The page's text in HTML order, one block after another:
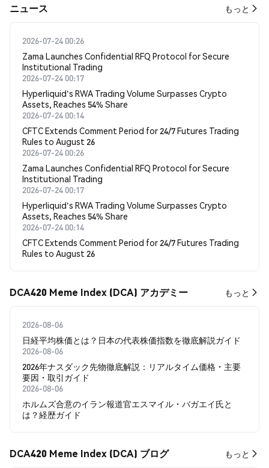
​​ニュース​​ もっと
2026-07-24 00:26
Zama Launches Confidential RFQ Protocol for Secure
Institutional Trading
2026-07-24 00:17
Hyperliquid's RWA Trading Volume Surpasses Crypto
Assets, Reaches 54% Share
2026-07-24 00:14
CFTC Extends Comment Period for 24/7 Futures Trading
Rules to August 26
2026-07-24 00:26
Zama Launches Confidential RFQ Protocol for Secure
Institutional Trading
2026-07-24 00:17
Hyperliquid's RWA Trading Volume Surpasses Crypto
Assets, Reaches 54% Share
2026-07-24 00:14
CFTC Extends Comment Period for 24/7 Futures Trading
Rules to August 26
DCA420 Meme Index (DCA) アカデミー もっと
2026-08-06
日経平均株価とは？日本の代表株価指数を徹底解説ガイド
2026-08-06
2026年ナスダック先物徹底解説：リアルタイム価格・主要
要因・取引ガイド
2026-08-06
ホルムズ合意のイラン報道官エスマイル・バガエイ氏と
は？経歴ガイド
DCA420 Meme Index (DCA) ブログ もっと